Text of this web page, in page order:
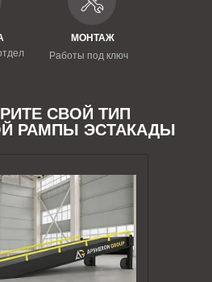
МОНТАЖ
Работы под ключ
СВОЙ ТИП
РАМПЫ ЭСТАКАДЫ